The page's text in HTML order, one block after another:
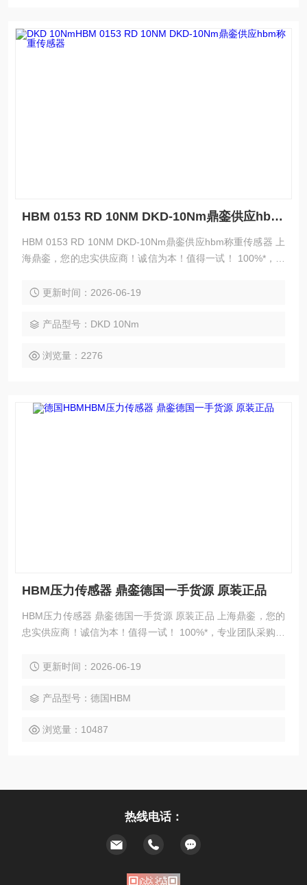
HBM 0153 RD 10NM DKD-10Nm鼎銮供应hbm称重传感器
HBM 0153 RD 10NM DKD-10Nm鼎銮供应hbm称重传感器 上
海鼎銮，您的忠实供应商！诚信为本！值得一试！ 100%*，专
更新时间：2026-06-19
产品型号：DKD 10Nm
浏览量：2276
HBM压力传感器 鼎銮德国一手货源 原装正品
HBM压力传感器 鼎銮德国一手货源 原装正品 上海鼎銮，您的
忠实供应商！诚信为本！值得一试！ 100%*，专业团队采购，
更新时间：2026-06-19
产品型号：德国HBM
浏览量：10487
热线电话：